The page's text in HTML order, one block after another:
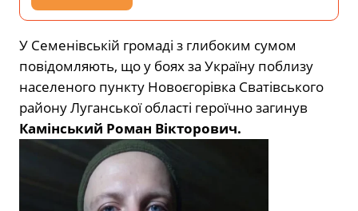
У Семенівській громаді з глибоким сумом
повідомляють, що у боях за Україну поблизу
населеного пункту Новоєгорівка Сватівського
району Луганської області героїчно загинув
Камінський Роман Вікторович.